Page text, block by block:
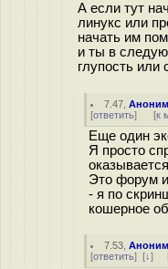
А если тут
линукс или
начать им
и ты в
глупость или
7.47 ,Аноним
[ответить] [к
Еще один
Я просто
Это форум
- я по
кошерное
7.53 ,Аноним
[ответить] [↓]